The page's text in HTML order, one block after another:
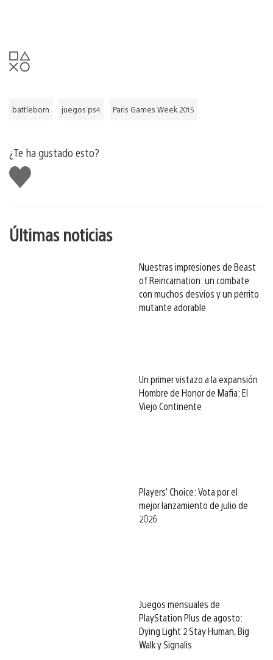
battleborn juegos ps4 Paris Games Week 2015
¿Te ha gustado esto?
Me
gusta
Últimas noticias
Nuestras impresiones de Beast
of Reincarnation: un combate
con muchos desvíos y un perrito
mutante adorable
Un primer vistazo a la expansión
Hombre de Honor de Mafia: El
Viejo Continente
Players’ Choice: Vota por el
mejor lanzamiento de julio de
2026
Juegos mensuales de
PlayStation Plus de agosto:
Dying Light 2 Stay Human, Big
Walk y Signalis